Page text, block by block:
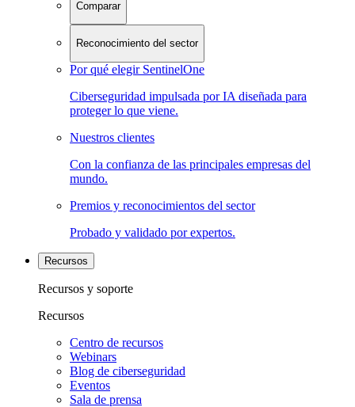
Comparar
Reconocimiento del sector
Por qué elegir SentinelOne
Ciberseguridad impulsada por IA diseñada para
proteger lo que viene.
Nuestros clientes
Con la confianza de las principales empresas del
mundo.
Premios y reconocimientos del sector
Probado y validado por expertos.
Recursos
Recursos y soporte
Recursos
Centro de recursos
Webinars
Blog de ciberseguridad
Eventos
Sala de prensa